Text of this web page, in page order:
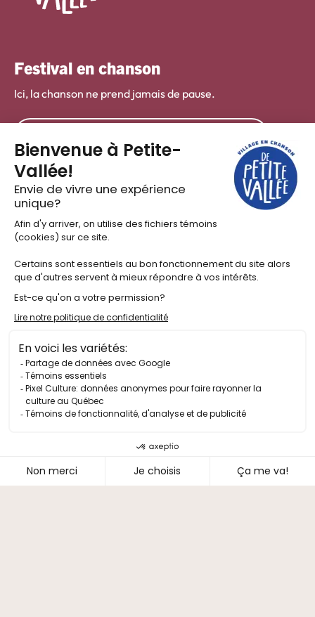
Festival en chanson
Ici, la chanson ne prend jamais de pause.
Camp chanson
Pour le plaisir de chanter ensemble!
DÉCOUVRIR LE CAMPS
Lien vers facebook
Édition 2025